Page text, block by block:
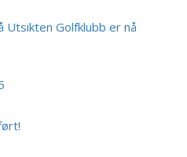
Utsikten Golfklubb er nå